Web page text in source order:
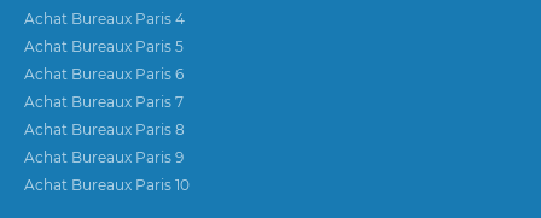
Achat Bureaux Paris 4
Achat Bureaux Paris 5
Achat Bureaux Paris 6
Achat Bureaux Paris 7
Achat Bureaux Paris 8
Achat Bureaux Paris 9
Achat Bureaux Paris 10